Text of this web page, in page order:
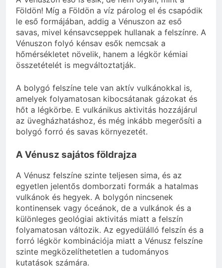
Földön! Míg a Földön a víz párolog el és csapódik
le eső formájában, addig a Vénuszon az eső
savas, mivel kénsavcseppek hullanak a felszínre. A
Vénuszon folyó kénsav esők nemcsak a
hőmérsékletet növelik, hanem a légkör kémiai
összetételét is megváltoztatják.
A bolygó felszíne tele van aktív vulkánokkal is,
amelyek folyamatosan kibocsátanak gázokat és
hőt a légkörbe. E vulkánikus aktivitás hozzájárul
az üvegházhatáshoz, és még inkább megerősíti a
bolygó forró és savas környezetét.
A Vénusz sajátos földrajza
A Vénusz felszíne szinte teljesen sima, és az
egyetlen jelentős domborzati formák a hatalmas
vulkánok és hegyek. A bolygón nincsenek
kontinensek vagy óceánok, de a vulkánok és a
különleges geológiai aktivitás miatt a felszín
folyamatosan változik. Az egyedülálló felszín és a
forró légkör kombinációja miatt a Vénusz felszíne
szinte megközelíthetetlen a tudományos
kutatások számára.